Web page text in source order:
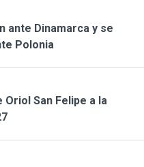
ante Dinamarca y se
Polonia
San Felipe a la